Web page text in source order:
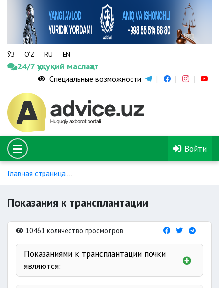
ЎЗ O‘Z RU EN
24/7 ҳуқуқий маслаҳат
Специальные возможности
Войти
Главная страница
Показания к трансплантации
10461 количество просмотров
Показаниями к трансплантации почки
являются:
хронический